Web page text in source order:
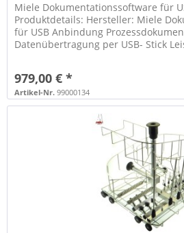
Miele Dokumentationssoftware für
Produktdetails: Hersteller: Miele
für USB Anbindung
Datenübertragung per USB- Stick
979,00 € *
Artikel-Nr. 99000134